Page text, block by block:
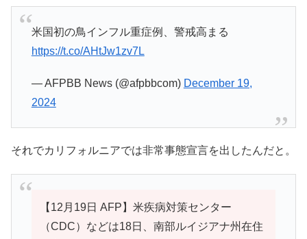
米国初の鳥インフル重症例、警戒高まる
https://t.co/AHtJw1zv7L
— AFPBB News (@afpbbcom) December 19,
2024
それでカリフォルニアでは非常事態宣言を出したんだと。
【12月19日 AFP】米疾病対策センター
（CDC）などは18日、南部ルイジアナ州在住